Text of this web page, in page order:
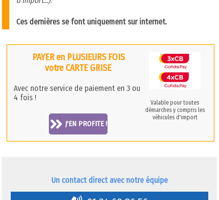
Ces dernières se font uniquement sur internet.
PAYER en PLUSIEURS FOIS
votre CARTE GRISE
Avec notre service de paiement en 3 ou
4 fois !
J'EN PROFITE !
Valable pour toutes
démarches y compris les
véhicules d'import
Un contact direct avec notre équipe